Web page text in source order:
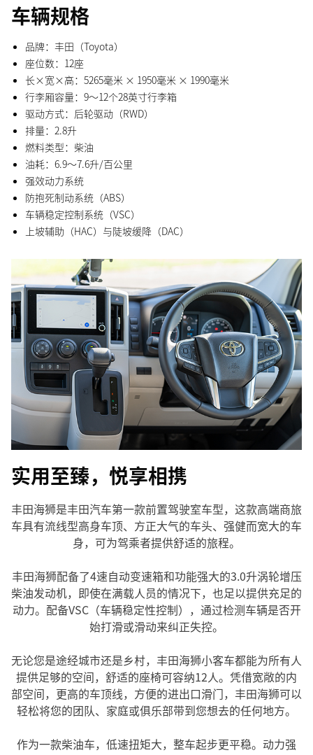
车辆规格
品牌：丰田（Toyota）
座位数：12座
长×宽×高：5265毫米 × 1950毫米 × 1990毫米
行李厢容量：9～12个28英寸行李箱
驱动方式：后轮驱动（RWD）
排量：2.8升
燃料类型：柴油
油耗：6.9～7.6升/百公里
强效动力系统
防抱死制动系统（ABS）
车辆稳定控制系统（VSC）
上坡辅助（HAC）与陡坡缓降（DAC）
实用至臻，悦享相携
丰田海狮是丰田汽车第一款前置驾驶室车型，这款高端商旅
车具有流线型高身车顶、方正大气的车头、强健而宽大的车
身，可为驾乘者提供舒适的旅程。
丰田海狮配备了4速自动变速箱和功能强大的3.0升涡轮增压
柴油发动机，即使在满载人员的情况下，也足以提供充足的
动力。配备VSC（车辆稳定性控制），通过检测车辆是否开
始打滑或滑动来纠正失控。
无论您是途经城市还是乡村，丰田海狮小客车都能为所有人
提供足够的空间，舒适的座椅可容纳12人。凭借宽敞的内
部空间，更高的车顶线，方便的进出口滑门，丰田海狮可以
轻松将您的团队、家庭或俱乐部带到您想去的任何地方。
作为一款柴油车，低速扭矩大，整车起步更平稳。动力强